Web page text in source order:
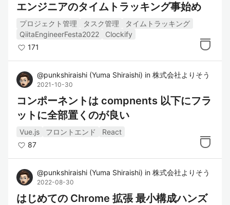
エンジニアのタイムトラッキング事始め
プロジェクト管理 タスク管理
タイムトラッキング
QiitaEngineerFesta2022
Clockify
171
@punkshiraishi (Yuma Shiraishi) in 株式会社よりそう
2021-10-30
コンポーネントは compnents 以下にフラ
ットに全部置くのが良い
Vue.js フロントエンド
React
87
@punkshiraishi (Yuma Shiraishi) in 株式会社よりそう
2022-08-30
はじめての Chrome 拡張 最小構成ハンズ